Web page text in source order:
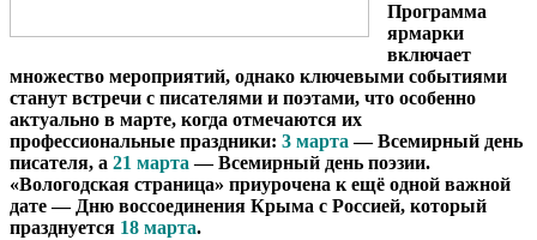
Программа
ярмарки
включает
множество мероприятий, однако ключевыми событиями
станут встречи с писателями и поэтами, что особенно
актуально в марте, когда отмечаются их
профессиональные праздники: 3 марта— Всемирный день
писателя, а 21 марта— Всемирный день поэзии.
«Вологодская страница» приурочена к ещё одной важной
дате — Дню воссоединения Крыма с Россией, который
празднуется 18 марта.